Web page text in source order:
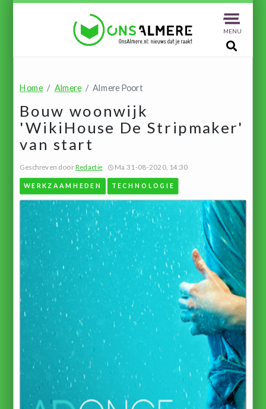
MENU
Home Almere Almere Poort
Bouw woonwijk
'WikiHouse De Stripmaker'
van start
Geschreven doorRedactie Ma 31-08-2020, 14:30
WERKZAAMHEDEN TECHNOLOGIE